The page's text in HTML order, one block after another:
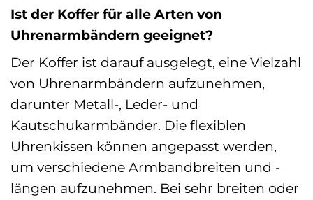
Ist der Koffer für alle Arten von
Uhrenarmbändern geeignet?
Der Koffer ist darauf ausgelegt, eine Vielzahl
von Uhrenarmbändern aufzunehmen,
darunter Metall-, Leder- und
Kautschukarmbänder. Die flexiblen
Uhrenkissen können angepasst werden,
um verschiedene Armbandbreiten und -
längen aufzunehmen. Bei sehr breiten oder